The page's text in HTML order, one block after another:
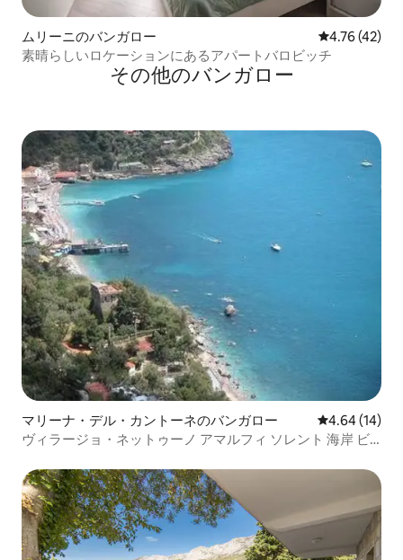
ムリーニのバンガロー レビュー42
4.76 (42)
素晴らしいロケーションにあるアパートバロビッチ
その他のバンガロー
マリーナ・デル・カントーネのバンガロー レビュー14
4.64 (14)
ヴィラージョ・ネットゥーノ アマルフィ ソレント 海岸 ビ